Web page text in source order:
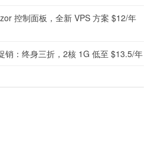
控制面板，全新 VPS 方案 $12/年
销：终身三折，2核 1G 低至 $13.5/年